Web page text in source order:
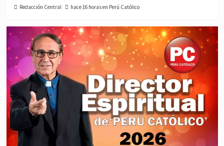
Redacción Central hace 16 horas en Perú Católico